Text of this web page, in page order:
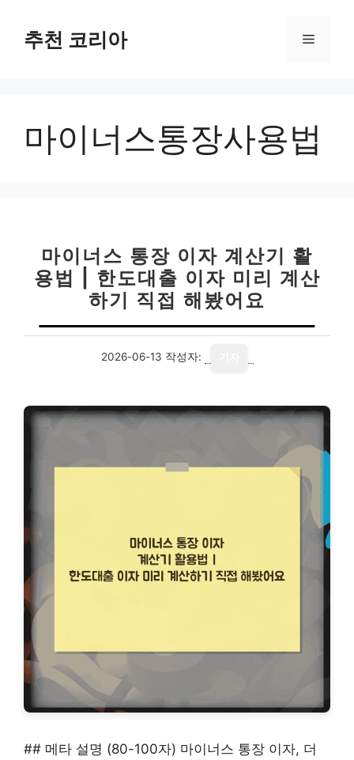
추천 코리아 메
마이너스통장사용법
마이너스 통장 이자 계산기 활
용법 | 한도대출 이자 미리 계산
하기 직접 해봤어요
2026-06-13 작성자:
## 메타 설명 (80-100자) 마이너스 통장 이자, 더